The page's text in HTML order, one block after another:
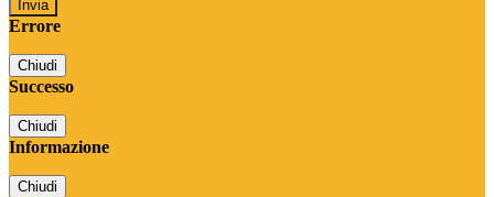
Errore
Chiudi
Successo
Chiudi
Informazione
Chiudi